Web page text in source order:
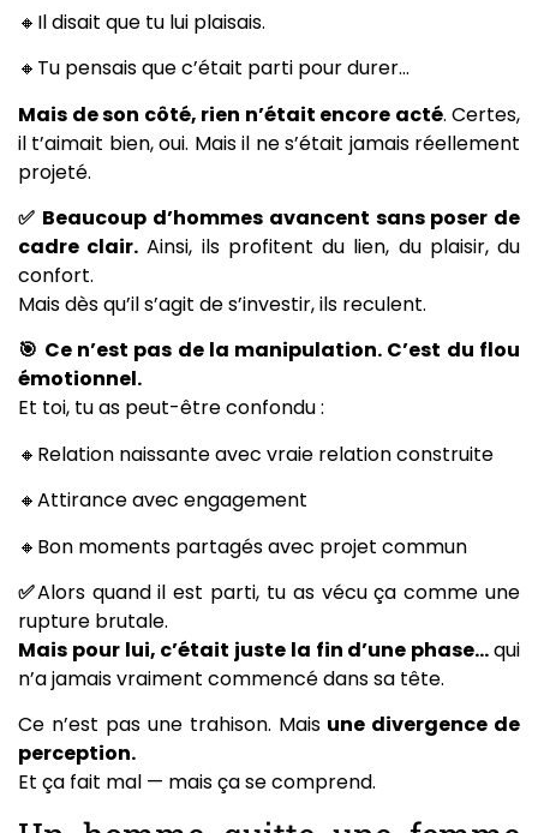
🔸Il disait que tu lui plaisais.
🔸Tu pensais que c’était parti pour durer…
Mais de son côté, rien n’était encore acté. Certes,
il t’aimait bien, oui. Mais il ne s’était jamais réellement
projeté.
✅ Beaucoup d’hommes avancent sans poser de
cadre clair. Ainsi, ils profitent du lien, du plaisir, du
confort.
Mais dès qu’il s’agit de s’investir, ils reculent.
🎯 Ce n’est pas de la manipulation. C’est du flou
émotionnel.
Et toi, tu as peut-être confondu :
🔸Relation naissante avec vraie relation construite
🔸Attirance avec engagement
🔸Bon moments partagés avec projet commun
✅Alors quand il est parti, tu as vécu ça comme une
rupture brutale.
Mais pour lui, c’était juste la fin d’une phase…qui
n’a jamais vraiment commencé dans sa tête.
Ce n’est pas une trahison. Mais une divergence de
perception.
Et ça fait mal — mais ça se comprend.